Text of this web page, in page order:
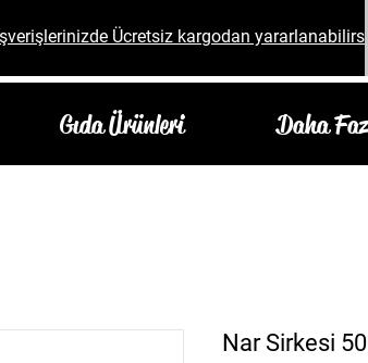
Ücretsiz kargodan
Gıda Ürünleri Daha
Nar Sirkesi